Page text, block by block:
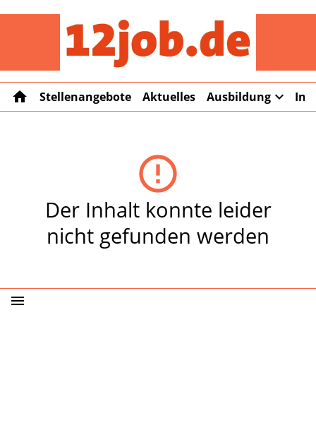
home Stellenangebote Aktuelles Ausbildung expand_more
error_outline
Der Inhalt konnte leider
nicht gefunden werden
menu